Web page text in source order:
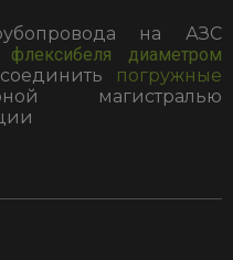
на АЗС
флексибеля диаметром
погружные
магистралью